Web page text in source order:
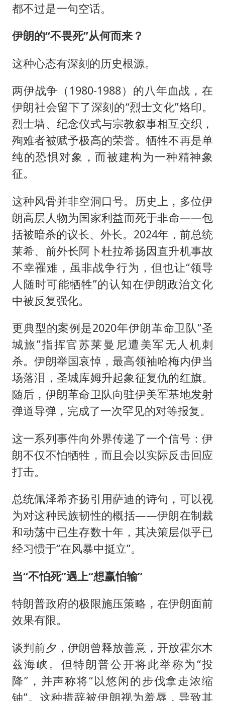
都不过是一句空话。
伊朗的“不畏死”从何而来？
这种心态有深刻的历史根源。
两伊战争（1980-1988）的八年血战，在
伊朗社会留下了深刻的“烈士文化”烙印。
烈士墙、纪念仪式与宗教叙事相互交织，
殉难者被赋予极高的荣誉。牺牲不再是单
纯的恐惧对象，而被建构为一种精神象
征。
这种风骨并非空洞口号。历史上，多位伊
朗高层人物为国家利益而死于非命——包
括被暗杀的议长、外长。2024年，前总统
莱希、前外长阿卜杜拉希扬因直升机事故
不幸罹难，虽非战争行为，但也让“领导
人随时可能牺牲”的认知在伊朗政治文化
中被反复强化。
更典型的案例是2020年伊朗革命卫队“圣
城旅”指挥官苏莱曼尼遭美军无人机刺
杀。伊朗举国哀悼，最高领袖哈梅内伊当
场落泪，圣城库姆升起象征复仇的红旗。
随后，伊朗革命卫队向驻伊美军基地发射
弹道导弹，完成了一次罕见的对等报复。
这一系列事件向外界传递了一个信号：伊
朗不仅不怕牺牲，而且会以实际反击回应
打击。
总统佩泽希齐扬引用萨迪的诗句，可以视
为对这种民族韧性的概括——伊朗在制裁
和动荡中已生存数十年，其决策层似乎已
经习惯于“在风暴中挺立”。
当“不怕死”遇上“想赢怕输”
特朗普政府的极限施压策略，在伊朗面前
效果有限。
谈判前夕，伊朗曾释放善意，开放霍尔木
兹海峡。但特朗普公开将此举称为“投
降”，并声称将“以悠闲的步伐拿走浓缩
铀”。这种措辞被伊朗视为羞辱，导致其